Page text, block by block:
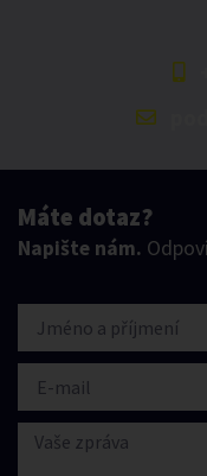
Máte dotaz?
Napište nám.